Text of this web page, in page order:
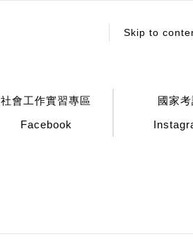
Skip to
社會工作實習專區 國家
Facebook